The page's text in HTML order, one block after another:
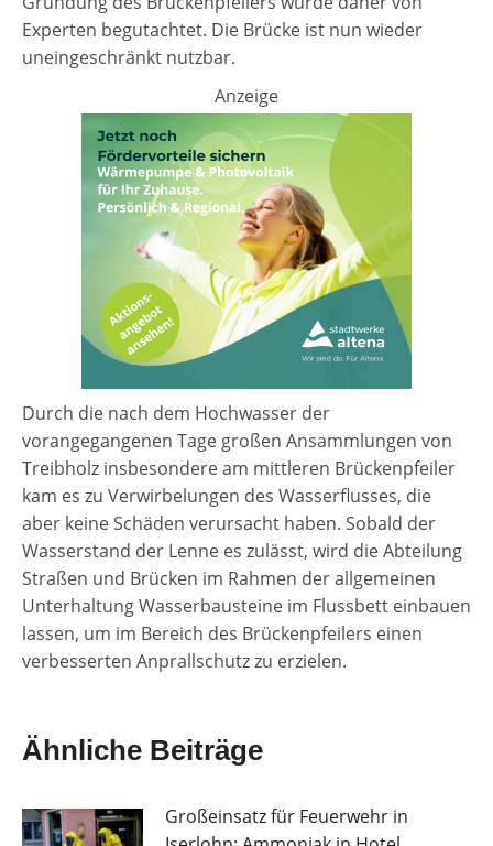
Experten begutachtet. Die Brücke ist nun wieder
uneingeschränkt nutzbar.
Anzeige
Durch die nach dem Hochwasser der
vorangegangenen Tage großen Ansammlungen von
Treibholz insbesondere am mittleren Brückenpfeiler
kam es zu Verwirbelungen des Wasserflusses, die
aber keine Schäden verursacht haben. Sobald der
Wasserstand der Lenne es zulässt, wird die Abteilung
Straßen und Brücken im Rahmen der allgemeinen
Unterhaltung Wasserbausteine im Flussbett einbauen
lassen, um im Bereich des Brückenpfeilers einen
verbesserten Anprallschutz zu erzielen.
Ähnliche Beiträge
Großeinsatz für Feuerwehr in